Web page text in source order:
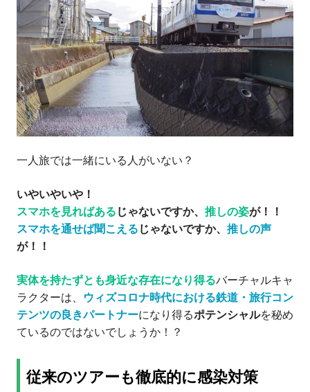
一人旅では一緒にいる人がいない？
いやいやいや！
スマホを見ればあるじゃないですか、 推しの姿が！！
スマホを通せば聞こえるじゃないですか、 推しの声
が！！
実体を持たずとも身近な存在になり得るバーチャルキャ
ラクターは、 ウィズコロナ時代における鉄道・旅行コン
テンツの良きパートナーになり得るポテンシャルを秘め
ているのではないでしょうか！？
従来のツアーも徹底的に感染対策